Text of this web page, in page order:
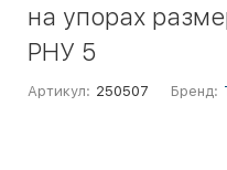
на упорах
РНУ 5
Артикул: 250507 Бренд: